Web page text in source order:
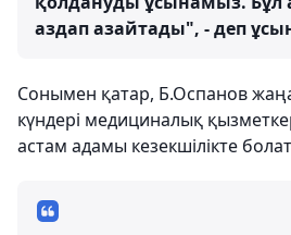
аздап азайтады", - деп
Сонымен қатар, Б.Оспанов
күндері медициналық
астам адамы кезекшілікте